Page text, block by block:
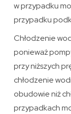
w przypadku
przypadku
Chłodzenie
ponieważ
przy niższych
chłodzenie
obudowie niż
przypadkach